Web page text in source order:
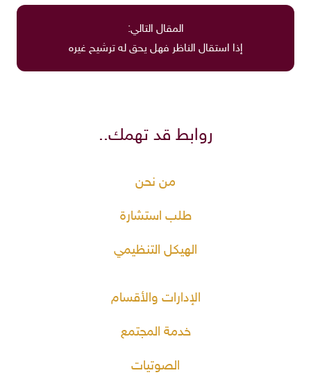
المقال التالي:
إذا استقال الناظر فهل يحق له ترشيح غيره
روابط قد تهمك..
من نحن
طلب استشارة
الهيكل التنظيمي
الإدارات والأقسام
خدمة المجتمع
الصوتيات